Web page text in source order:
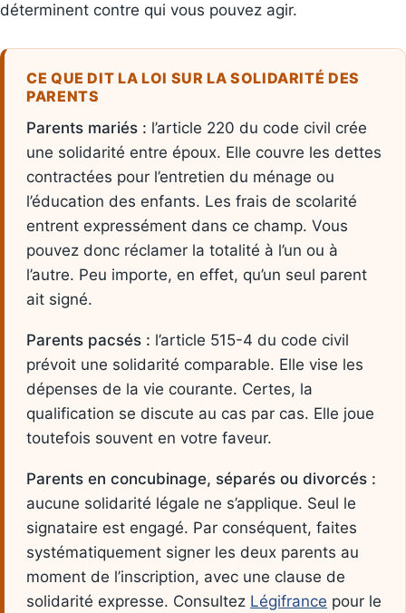
déterminent contre qui vous pouvez agir.
CE QUE DIT LA LOI SUR LA SOLIDARITÉ DES
PARENTS
Parents mariés : l’article 220 du code civil crée
une solidarité entre époux. Elle couvre les dettes
contractées pour l’entretien du ménage ou
l’éducation des enfants. Les frais de scolarité
entrent expressément dans ce champ. Vous
pouvez donc réclamer la totalité à l’un ou à
l’autre. Peu importe, en effet, qu’un seul parent
ait signé.
Parents pacsés : l’article 515-4 du code civil
prévoit une solidarité comparable. Elle vise les
dépenses de la vie courante. Certes, la
qualification se discute au cas par cas. Elle joue
toutefois souvent en votre faveur.
Parents en concubinage, séparés ou divorcés :
aucune solidarité légale ne s’applique. Seul le
signataire est engagé. Par conséquent, faites
systématiquement signer les deux parents au
moment de l’inscription, avec une clause de
solidarité expresse. Consultez Légifrance pour le